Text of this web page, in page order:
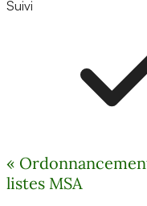
Suivi
«
listes MSA